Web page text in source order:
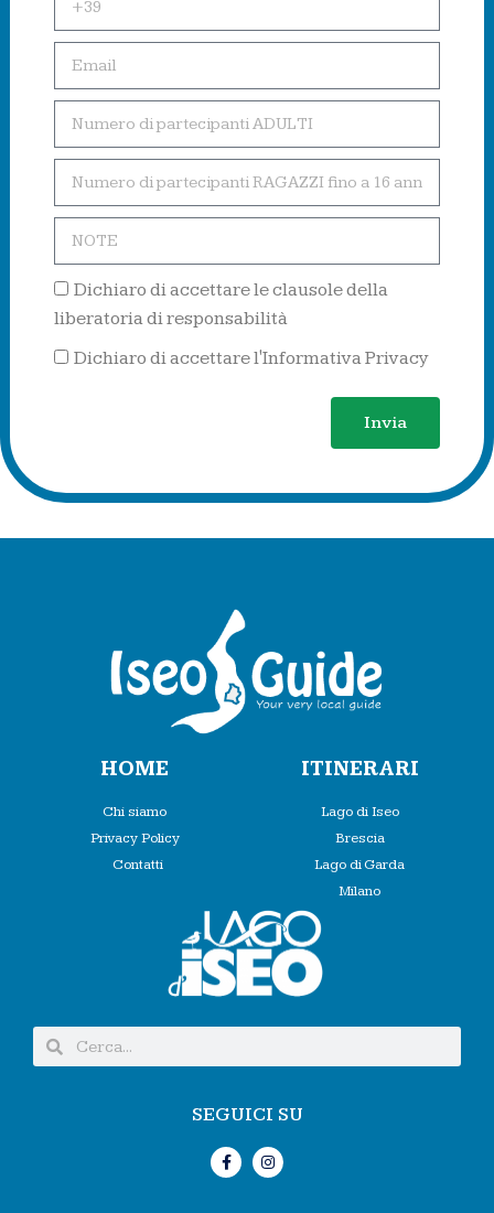
Dichiaro di accettare le clausole della
liberatoria di responsabilità
Dichiaro di accettare l'Informativa Privacy
Invia
HOME
Chi siamo
Privacy Policy
Contatti
ITINERARI
Lago di Iseo
Brescia
Lago di Garda
Milano
SEGUICI SU